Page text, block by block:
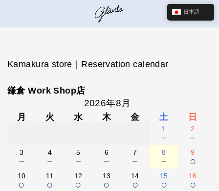
Kamakura store｜Reservation calendar
鎌倉 Work Shop店
2026年8月
月 火 水 木 金 土 日
1
－
2
－
3
－
4
－
5
－
6
－
7
－
8
－
9
○
10
○
11
○
12
○
13
○
14
○
15
○
16
○
日本語